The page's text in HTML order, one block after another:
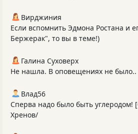
Вирджиния
Если вспомнить Эдмона Ростана и
Бержерак", то вы в теме!)
Галина Суховерх
Не нашла. В оповещениях не было..
Влад56
Сперва надо было быть
Хренов/